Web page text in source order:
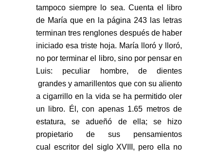
tampoco siempre lo sea. Cuenta el libro
de María que en la página 243 las letras
terminan tres renglones después de haber
iniciado esa triste hoja. María lloró y lloró,
no por terminar el libro, sino por pensar en
Luis: peculiar hombre, de dientes
grandes y amarillentos que con su aliento
a cigarrillo en la vida se ha permitido oler
un libro.
Él, con apenas 1.65 metros de
estatura, se adueñó de ella; se hizo
propietario de sus pensamientos
cual escritor del siglo XVIII, pero ella no